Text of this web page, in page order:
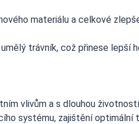
materiálu a celkové
trávník, což přinese lepší
vlivům a s dlouhou životností
systému, zajištění